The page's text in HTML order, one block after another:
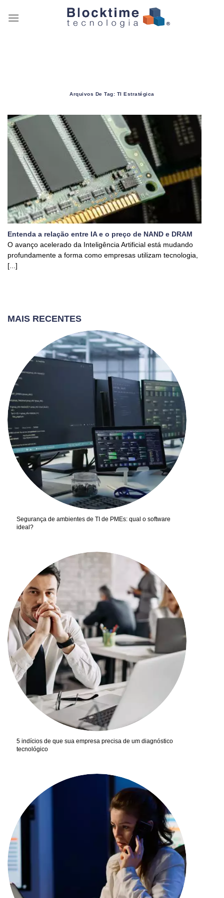
Arquivos De Tag: TI Estratégica
Entenda a relação entre IA e o preço de NAND e DRAM
O avanço acelerado da Inteligência Artificial está mudando
profundamente a forma como empresas utilizam tecnologia,
[...]
MAIS RECENTES
Segurança de ambientes de TI de PMEs: qual o software
ideal?
5 indícios de que sua empresa precisa de um diagnóstico
tecnológico